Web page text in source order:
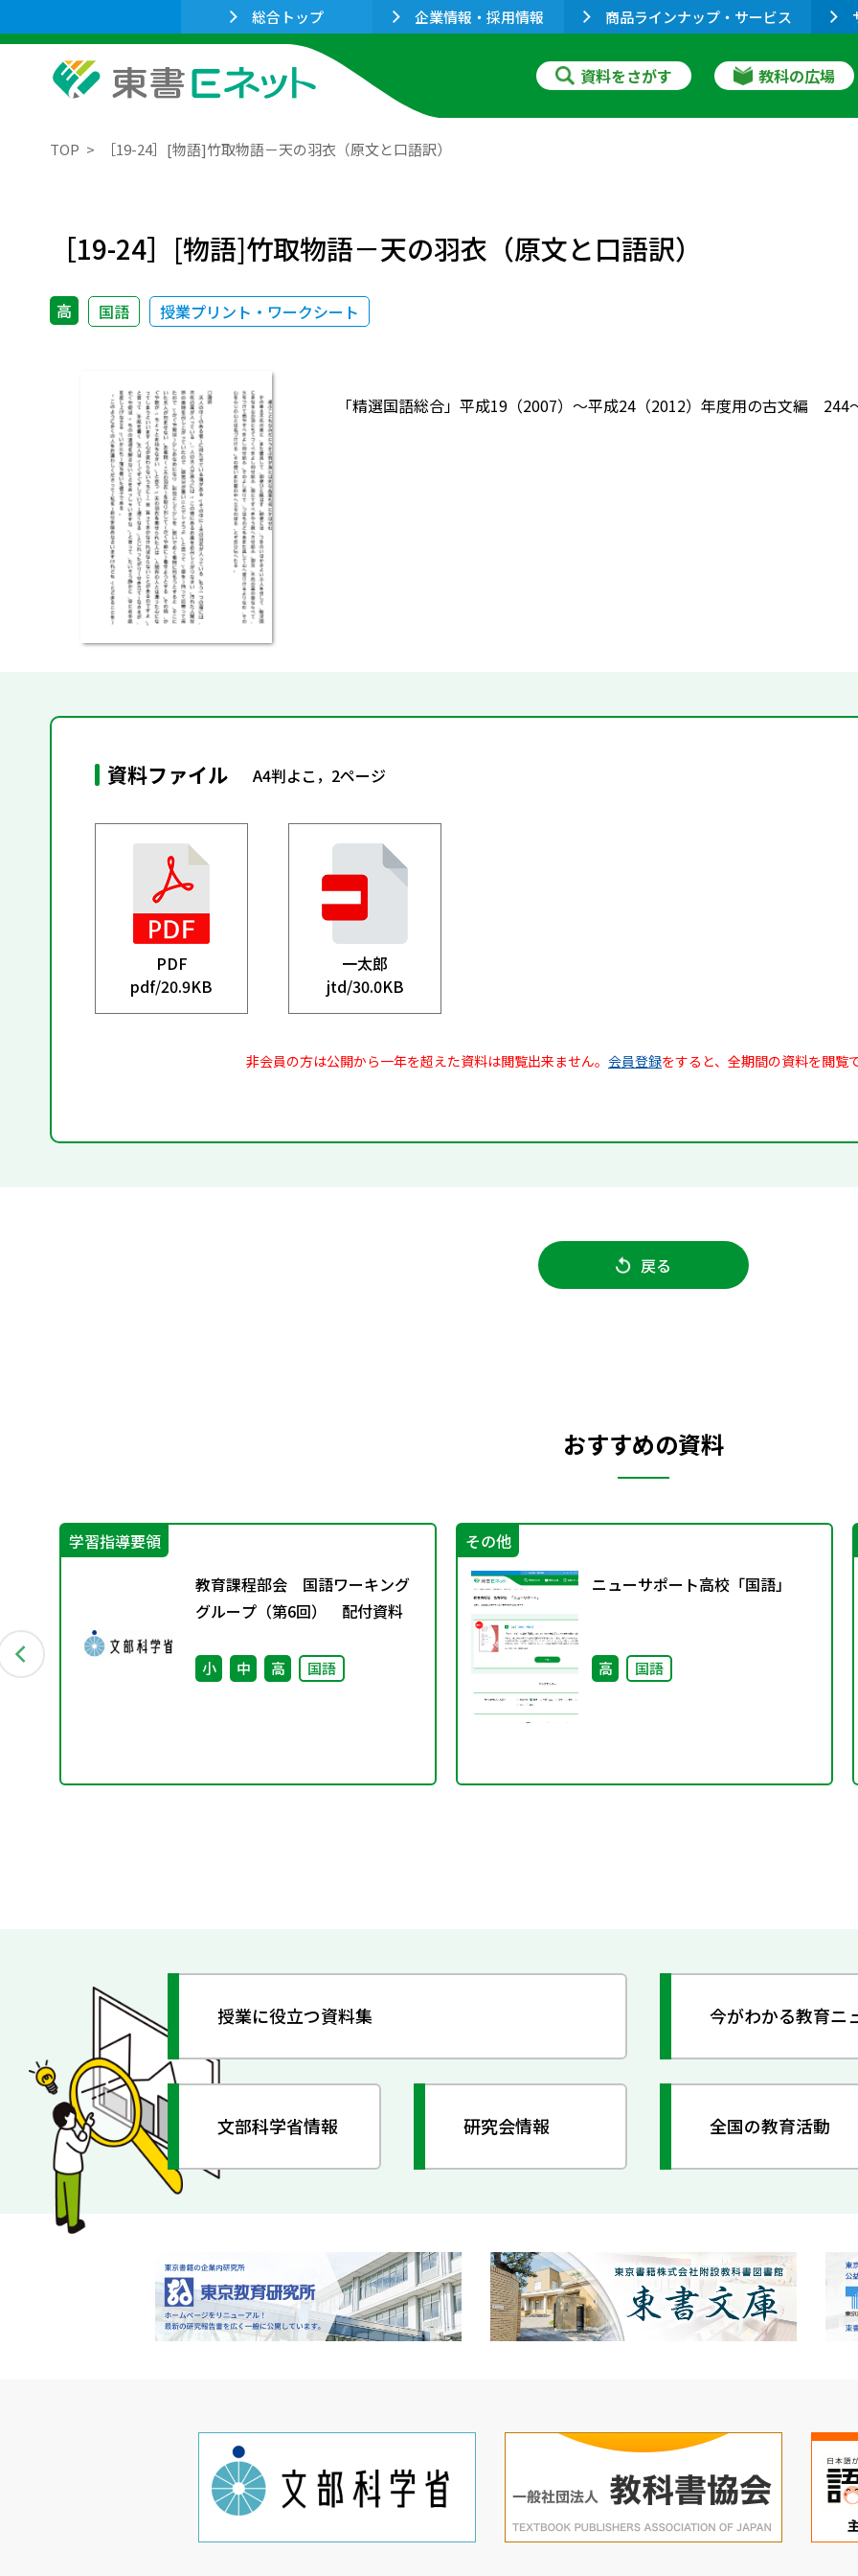
総合トップ 企業情報・採用情報 商品ラインナップ・サービス
資料をさがす 教科の広場
TOP ［19-24］[物語]竹取物語－天の羽衣（原文と口語訳）
［19-24］[物語]竹取物語－天の羽衣（原文と口語訳）
高 国語 授業プリント・ワークシート
「精選国語総合」平成19（2007）～平成24（2012）年度用の古文編 244
資料ファイル A4判よこ，2ページ
PDF
pdf/20.9KB
一太郎
jtd/30.0KB
非会員の方は公開から一年を超えた資料は閲覧出来ません。 会員登録をすると、全期間の資料を閲覧
戻る
おすすめの資料
学習指導要領
教育課程部会 国語ワーキング
グループ（第6回） 配付資料
小 中 高 国語
その他
ニューサポート高校「国語」
高 国語
授業に役立つ資料集 今がわかる教育ニ
文部科学省情報 研究会情報 全国の教育活動